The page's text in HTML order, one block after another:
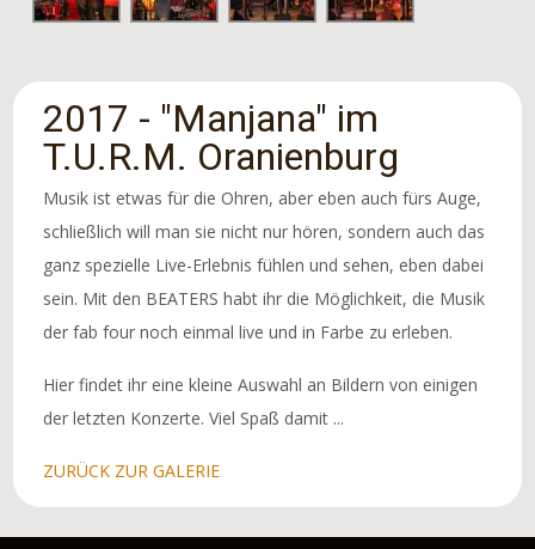
2017 - "Manjana" im
T.U.R.M. Oranienburg
Musik ist etwas für die Ohren, aber eben auch fürs Auge,
schließlich will man sie nicht nur hören, sondern auch das
ganz spezielle Live-Erlebnis fühlen und sehen, eben dabei
sein. Mit den BEATERS habt ihr die Möglichkeit, die Musik
der fab four noch einmal live und in Farbe zu erleben.
Hier findet ihr eine kleine Auswahl an Bildern von einigen
der letzten Konzerte. Viel Spaß damit ...
ZURÜCK ZUR GALERIE